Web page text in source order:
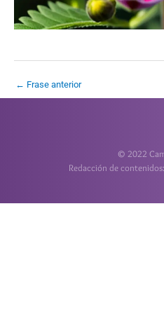
← Frase anterior
© 2022
Redacción de